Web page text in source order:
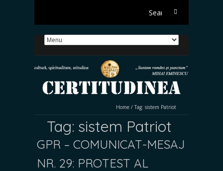
Search
Home / Tag: sistem Patriot
Tag: sistem Patriot
GPR – COMUNICAT-MESAJ
NR. 29: PROTEST AL